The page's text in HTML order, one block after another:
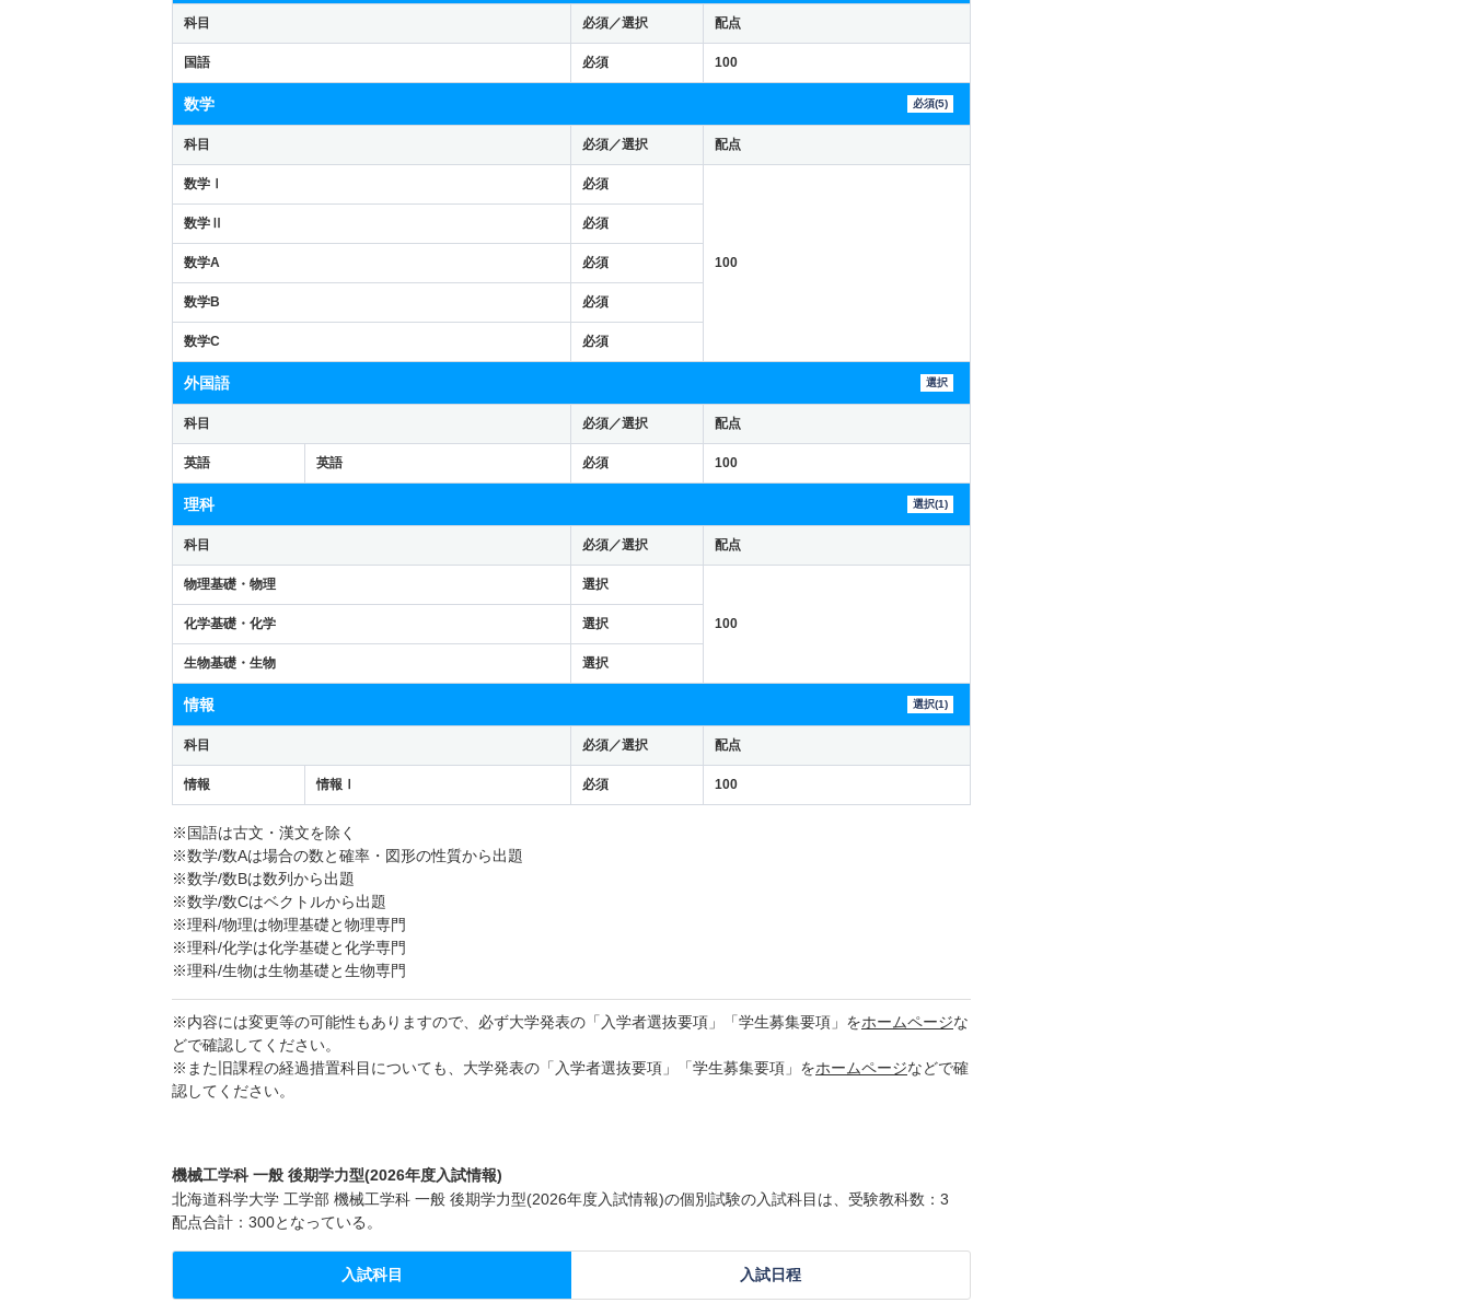
科目 必須／選択 配点
国語 必須 100
数学 必須(5)
科目 必須／選択 配点
数学Ⅰ 必須
100
数学Ⅱ 必須
数学A 必須
数学B 必須
数学C 必須
外国語 選択
科目 必須／選択 配点
英語 英語 必須 100
理科 選択(1)
科目 必須／選択 配点
物理基礎・物理 選択
100
化学基礎・化学 選択
生物基礎・生物 選択
情報 選択(1)
科目 必須／選択 配点
情報 情報Ⅰ 必須 100
※国語は古文・漢文を除く
※数学/数Aは場合の数と確率・図形の性質から出題
※数学/数Bは数列から出題
※数学/数Cはベクトルから出題
※理科/物理は物理基礎と物理専門
※理科/化学は化学基礎と化学専門
※理科/生物は生物基礎と生物専門
※内容には変更等の可能性もありますので、必ず大学発表の「入学者選抜要項」「学生募集要項」をホームページな
どで確認してください。
※また旧課程の経過措置科目についても、大学発表の「入学者選抜要項」「学生募集要項」をホームページなどで確
認してください。
機械工学科 一般 後期学力型(2026年度入試情報)
北海道科学大学 工学部 機械工学科 一般 後期学力型(2026年度入試情報)の個別試験の入試科目は、受験教科数：3
配点合計：300となっている。
入試科目 入試日程